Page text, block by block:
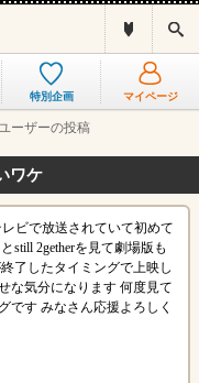
ス
特別企画 マイページ
ーザーの投稿
ワケ
レビで放送されていて初めて
still 2getherを見て劇場版も
了したタイミングで上映し
な気分になります 何度見て
です みなさん応援よろしく